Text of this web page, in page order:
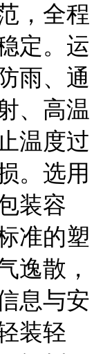
，全程
定。运
雨、通
、高温
温度过
。选用
装容
准的塑
逸散，
息与安
装轻